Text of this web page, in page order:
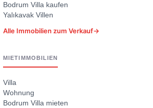
Bodrum Villa kaufen
Yalıkavak Villen
Alle Immobilien zum Verkauf→
MIETIMMOBILIEN
Villa
Wohnung
Bodrum Villa mieten